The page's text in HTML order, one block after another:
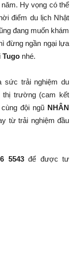
Hy vọng có thể
điểm du lịch Nhật
đang muốn khám
đừng ngần ngại lựa
Tugo nhé.
sức trải nghiệm du
trường (cam kết
đội ngũ NHÂN
từ trải nghiệm đầu
5543để được tư